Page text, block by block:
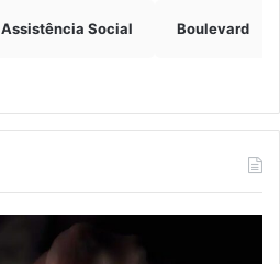
Assistência Social Boulevard